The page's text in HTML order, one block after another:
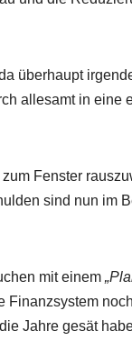
überhaupt
allesamt in eine
Fenster
sind nun im
mit einem
Jahre gesät